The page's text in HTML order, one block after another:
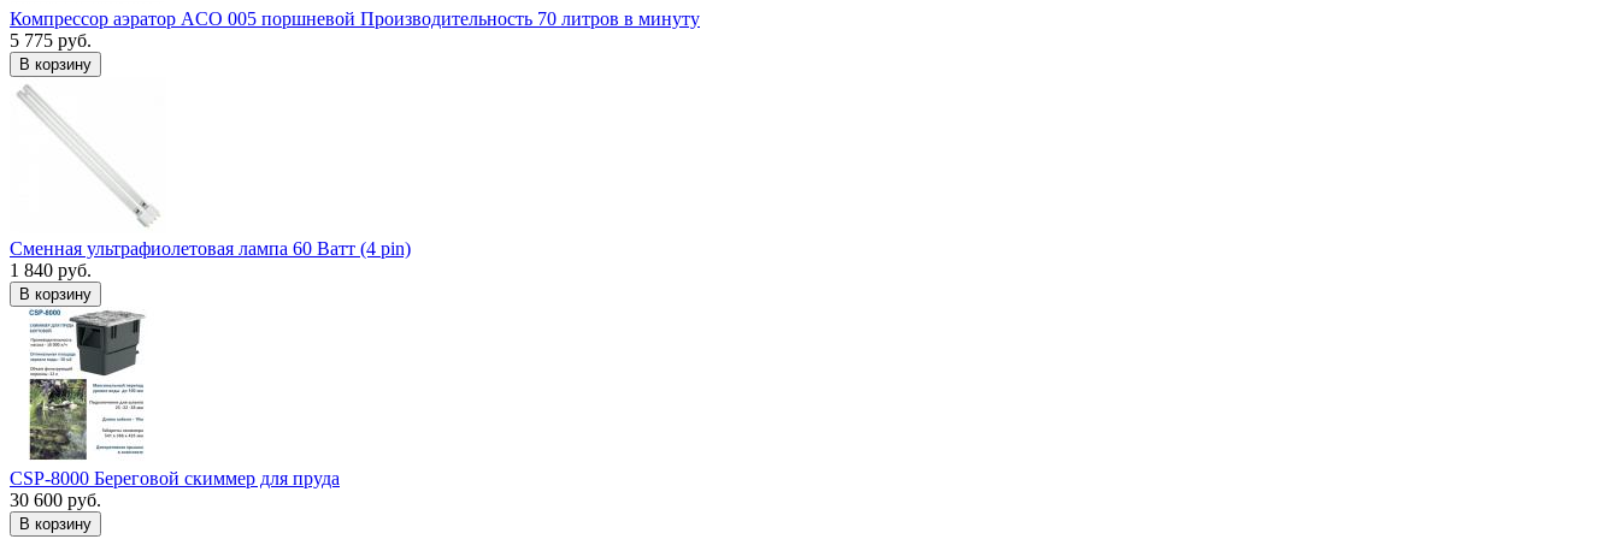
Компрессор аэратор ACO 005 поршневой Производительность 70 литров в минуту
5 775 руб.
В корзину
Сменная ультрафиолетовая лампа 60 Ватт (4 pin)
1 840 руб.
В корзину
CSP-8000 Береговой скиммер для пруда
30 600 руб.
В корзину